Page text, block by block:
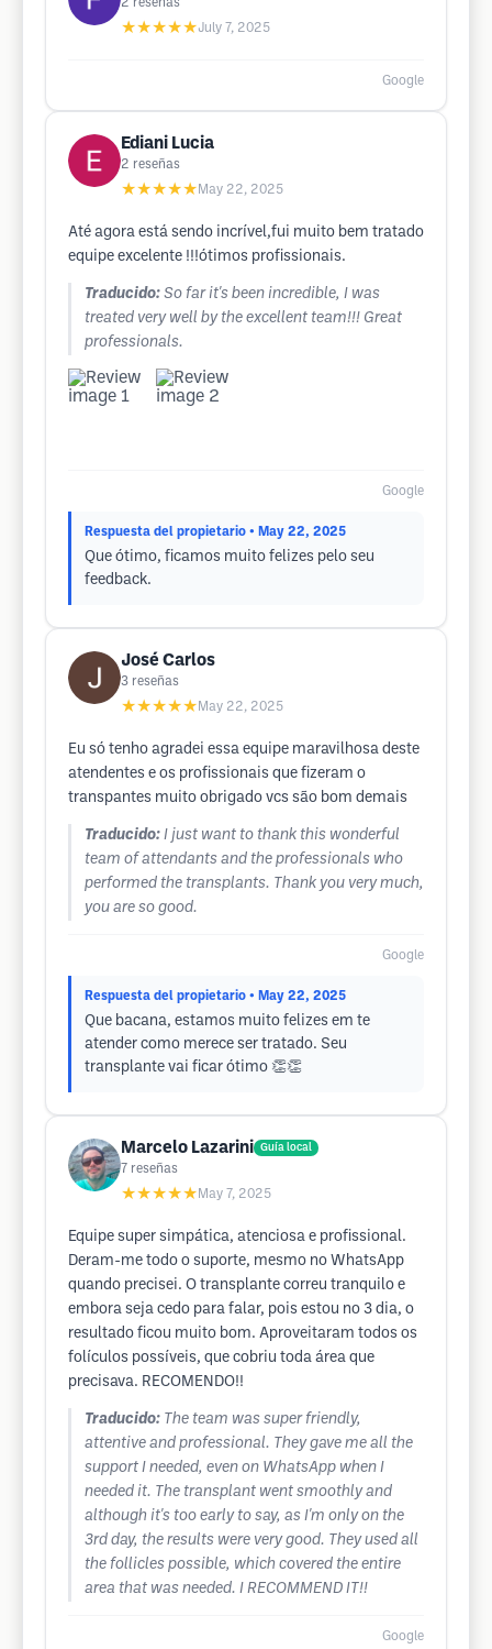
2 reseñas
★★★★★July 7, 2025
Google
Ediani Lucia
2 reseñas
★★★★★ May 22, 2025
Até agora está sendo incrível,fui muito bem tratado
equipe excelente !!!ótimos profissionais.
Traducido: So far it's been incredible, I was
treated very well by the excellent team!!! Great
professionals.
Google
Respuesta del propietario • May 22, 2025
Que ótimo, ficamos muito felizes pelo seu
feedback.
José Carlos
3 reseñas
★★★★★ May 22, 2025
Eu só tenho agradei essa equipe maravilhosa deste
atendentes e os profissionais que fizeram o
transpantes muito obrigado vcs são bom demais
Traducido: I just want to thank this wonderful
team of attendants and the professionals who
performed the transplants. Thank you very much,
you are so good.
Google
Respuesta del propietario • May 22, 2025
Que bacana, estamos muito felizes em te
atender como merece ser tratado. Seu
transplante vai ficar ótimo 👏👏
Marcelo Lazarini Guía local
7 reseñas
★★★★★ May 7, 2025
Equipe super simpática, atenciosa e profissional.
Deram-me todo o suporte, mesmo no WhatsApp
quando precisei. O transplante correu tranquilo e
embora seja cedo para falar, pois estou no 3 dia, o
resultado ficou muito bom. Aproveitaram todos os
folículos possíveis, que cobriu toda área que
precisava. RECOMENDO!!
Traducido: The team was super friendly,
attentive and professional. They gave me all the
support I needed, even on WhatsApp when I
needed it. The transplant went smoothly and
although it's too early to say, as I'm only on the
3rd day, the results were very good. They used all
the follicles possible, which covered the entire
area that was needed. I RECOMMEND IT!!
Google